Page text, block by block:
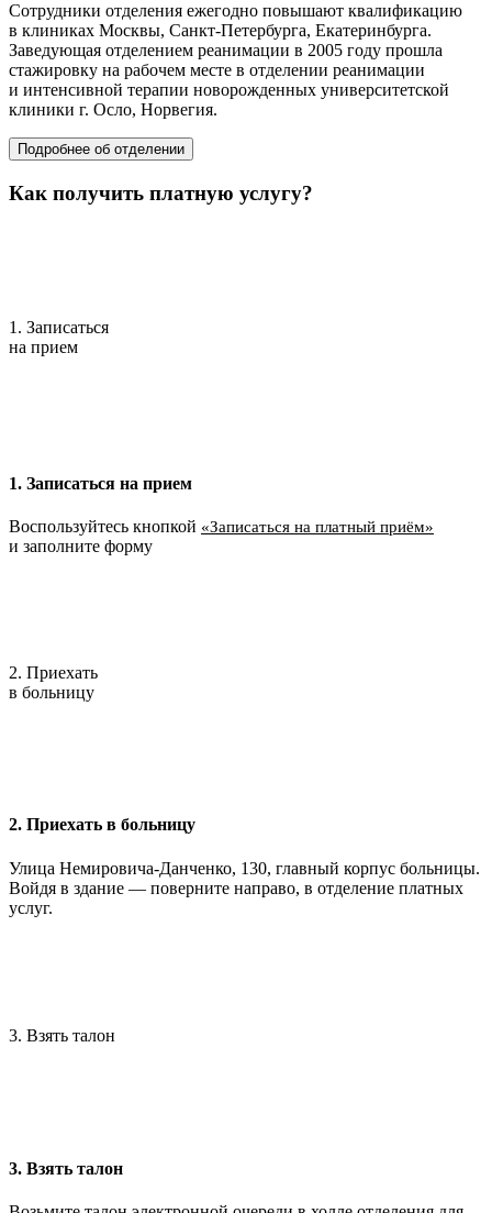
Сотрудники отделения ежегодно повышают квалификацию
в клиниках Москвы, Санкт-Петербурга, Екатеринбурга.
Заведующая отделением реанимации в 2005 году прошла
стажировку на рабочем месте в отделении реанимации
и интенсивной терапии новорожденных университетской
клиники г. Осло, Норвегия.
Подробнее об отделении
Как получить платную услугу?
1. Записаться
на прием
1. Записаться на прием
Воспользуйтесь кнопкой «Записаться на платный приём»
и заполните форму
2. Приехать
в больницу
2. Приехать в больницу
Улица Немировича-Данченко, 130, главный корпус больницы.
Войдя в здание — поверните направо, в отделение платных
услуг.
3. Взять талон
3. Взять талон